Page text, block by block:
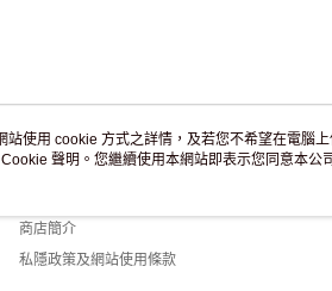
關於我們
商店簡介
私隱政策及網站使用條款
使用 cookie 方式之詳情，及若您不希望在電腦
Cookie 聲明。您繼續使用本網站即表示您同意本公